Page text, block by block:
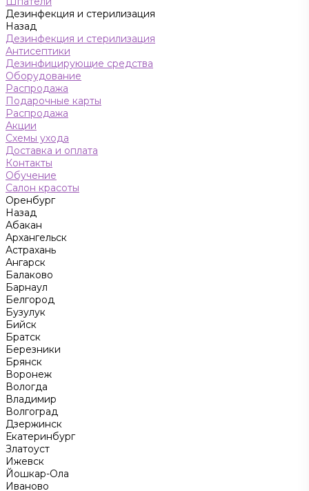
Дезинфекция и стерилизация
Назад
Дезинфекция и стерилизация
Антисептики
Дезинфицирующие средства
Оборудование
Распродажа
Подарочные карты
Распродажа
Акции
Схемы ухода
Доставка и оплата
Контакты
Обучение
Салон красоты
Оренбург
Назад
Абакан
Архангельск
Астрахань
Ангарск
Балаково
Барнаул
Белгород
Бузулук
Бийск
Братск
Березники
Брянск
Воронеж
Вологда
Владимир
Волгоград
Дзержинск
Екатеринбург
Златоуст
Ижевск
Йошкар-Ола
Иваново